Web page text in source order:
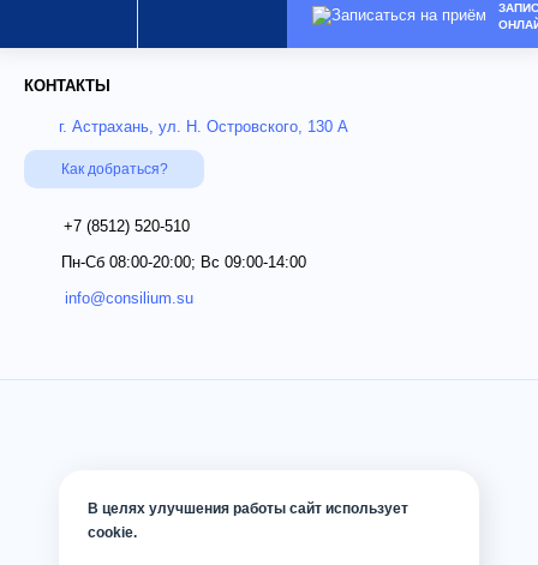
КОНТАКТЫ
г. Астрахань, ул. Н. Островского, 130 А
Как добраться?
+7 (8512) 520-510
Пн-Сб 08:00-20:00; Вс 09:00-14:00
info@consilium.su
В целях улучшения работы сайт использует
cookie.